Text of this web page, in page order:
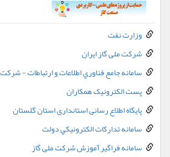
وزارت نفت
شرکت ملی گاز ایران
سامانه جامع فناوري اطلاعات و ارتباطات -
پست الکترونيک همکاران
پایگاه اطلاع رسانی استانداری استان گلستان
سامانه تدارکات الکترونيکي دولت
سامانه فراگیر آموزش شرکت ملی گاز